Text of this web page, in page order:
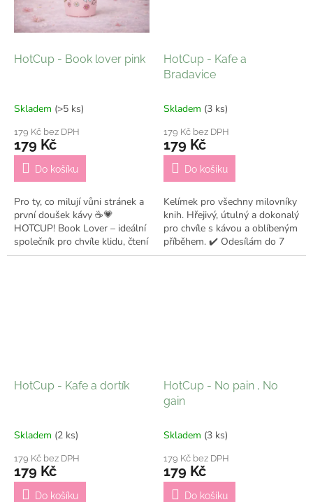
HotCup - Book lover pink
Skladem (>5 ks)
179 Kč bez DPH
179 Kč
Do košíku
Pro ty, co milují vůni stránek a
první doušek kávy ☕💗
HOTCUP! Book Lover – ideální
společník pro chvíle klidu, čtení
a hřejivých myšlenek. ✨ ✔️
HotCup - Kafe a
Bradavice
Skladem (3 ks)
179 Kč bez DPH
179 Kč
Do košíku
Kelímek pro všechny milovníky
knih. Hřejivý, útulný a dokonalý
pro chvíle s kávou a oblíbeným
příběhem. ✔️ Odesílám do 7
pracovních dní
HotCup - Kafe a dortík
Skladem (2 ks)
179 Kč bez DPH
179 Kč
Do košíku
HotCup - No pain , No
gain
Skladem (3 ks)
179 Kč bez DPH
179 Kč
Do košíku